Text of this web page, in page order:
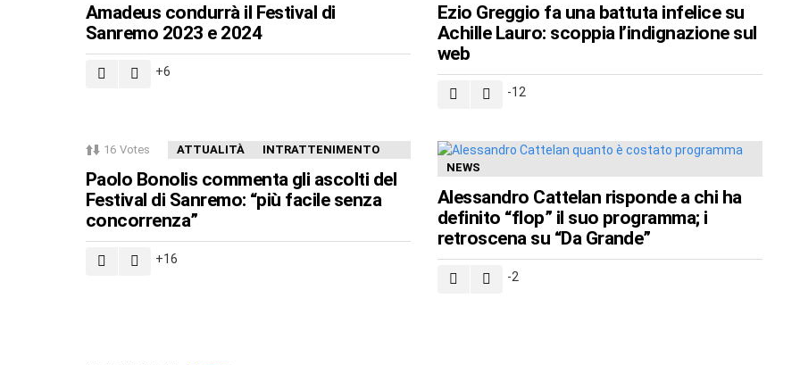
Amadeus condurrà il Festival di
Sanremo 2023 e 2024
6
Ezio Greggio fa una battuta infelice su
Achille Lauro: scoppia l’indignazione sul
web
-12
16 Votes ATTUALITÀ INTRATTENIMENTO
Paolo Bonolis commenta gli ascolti del
Festival di Sanremo: “più facile senza
concorrenza”
16
NEWS
Alessandro Cattelan risponde a chi ha
definito “flop” il suo programma; i
retroscena su “Da Grande”
-2